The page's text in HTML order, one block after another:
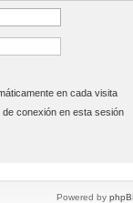
en cada visita
conexión en esta sesión
Powered by